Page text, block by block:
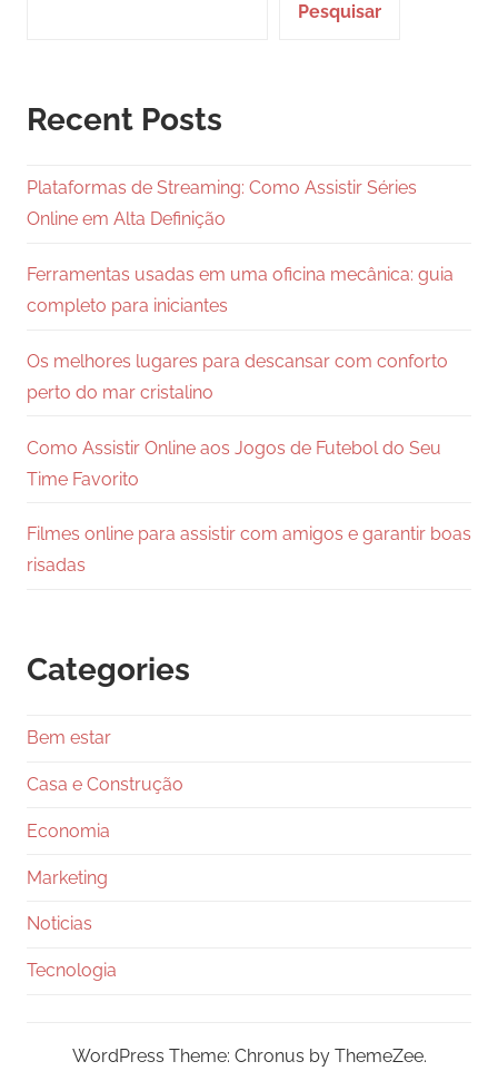
Pesquisar
Recent Posts
Plataformas de Streaming: Como Assistir Séries
Online em Alta Definição
Ferramentas usadas em uma oficina mecânica: guia
completo para iniciantes
Os melhores lugares para descansar com conforto
perto do mar cristalino
Como Assistir Online aos Jogos de Futebol do Seu
Time Favorito
Filmes online para assistir com amigos e garantir boas
risadas
Categories
Bem estar
Casa e Construção
Economia
Marketing
Noticias
Tecnologia
WordPress Theme: Chronus by ThemeZee.